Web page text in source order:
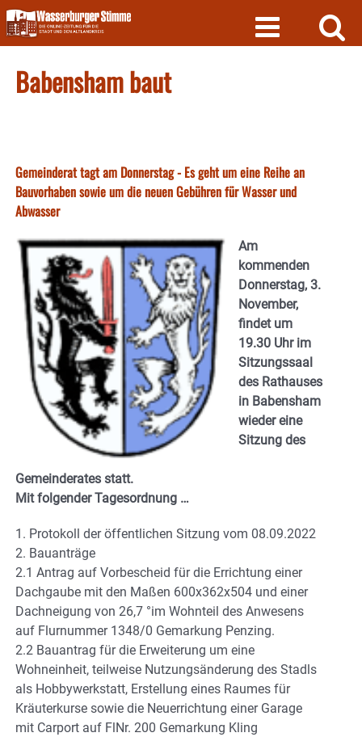
Skip
to
content
Babensham baut
Gemeinderat tagt am Donnerstag - Es geht um eine Reihe an
Bauvorhaben sowie um die neuen Gebühren für Wasser und
Abwasser
Am
kommenden
Donnerstag, 3.
November,
findet um
19.30 Uhr im
Sitzungssaal
des Rathauses
in Babensham
wieder eine
Sitzung des
Gemeinderates statt.
Mit folgender Tagesordnung …
1. Protokoll der öffentlichen Sitzung vom 08.09.2022
2. Bauanträge
2.1 Antrag auf Vorbescheid für die Errichtung einer
Dachgaube mit den Maßen 600x362x504 und einer
Dachneigung von 26,7 °im Wohnteil des Anwesens
auf Flurnummer 1348/0 Gemarkung Penzing.
2.2 Bauantrag für die Erweiterung um eine
Wohneinheit, teilweise Nutzungsänderung des Stadls
als Hobbywerkstatt, Erstellung eines Raumes für
Kräuterkurse sowie die Neuerrichtung einer Garage
mit Carport auf FlNr. 200 Gemarkung Kling